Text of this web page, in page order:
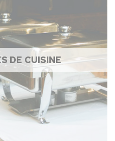
DE CUISINE